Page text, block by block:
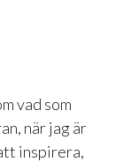
vad som
när jag är
inspirera,